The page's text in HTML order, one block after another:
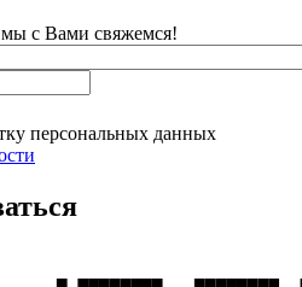
мы с Вами свяжемся!
персональных данных